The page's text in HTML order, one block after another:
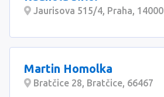
Jaurisova 515/4, Praha, 14000
Martin Homolka
Bratčice 28, Bratčice, 66467